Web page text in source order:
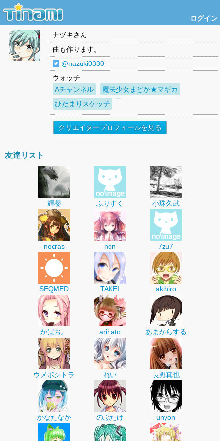
ログイン
ナヅキさん
曲も作ります。
@nazuki0330
ウォッチ
Aチャンネル
魔法少女まどか★マギカ
ひだまりスケッチ
クリエイタープロフィールを見る
友達リスト
輝櫻 ふりすく 小珠久武
nocras non 7zu7
SEQMED TAKEI akihiro
がばお。 arihato あまからする
ウメボシトラ れい 長野真也
かなたなか のぶたけ unyon